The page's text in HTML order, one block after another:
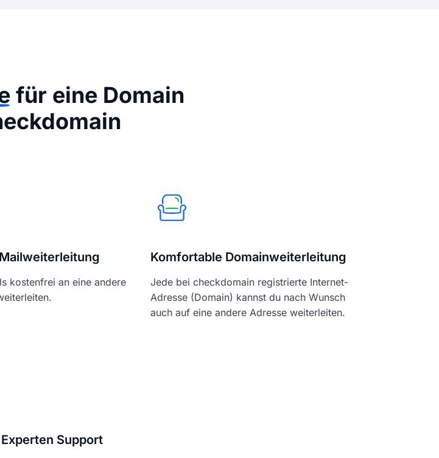
für eine Domain
kostenfrei an eine andere
Komfortable Domainweiterleitung
Jede bei checkdomain registrierte Internet-
Adresse (Domain) kannst du nach Wunsch
auch auf eine andere Adresse weiterleiten.
Support